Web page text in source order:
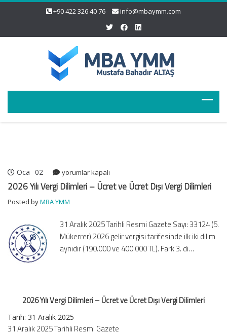
+90 422 326 40 76 info@mbaymm.com
Oca 02
2026
Yılı
Dilimleri
Ücret
ve
Ücret
yorumlar kapalı
2026 Yılı Vergi Dilimleri – Ücret ve Ücret Dışı Vergi Dilimleri
Posted byMBA YMM
31 Aralık 2025 Tarihli Resmi Gazete Sayı: 33124 (5.
Mükerrer) 2026 gelir vergisi tarifesinde ilk iki dilim
aynıdır (190.000 ve 400.000 TL). Fark 3. di…
2026 Yılı Vergi Dilimleri – Ücret ve Ücret Dışı Vergi Dilimleri
Tarih: 31 Aralık 2025
31 Aralık 2025 Tarihli Resmi Gazete